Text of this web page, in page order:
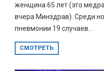
женщина 65 лет (это
вчера Минздрав). Среди
пневмонии 19 случаев...
СМОТРЕТЬ